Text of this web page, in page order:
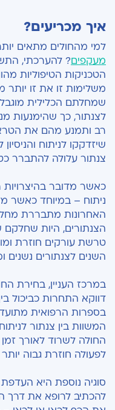
איך מכריעים?
למי מהחולים מתאים
מעקפים? להערכתי,
הטכניקות הטיפוליות
משלימות זו את זו
שמחלתם הכלילית
לצנתור, כך שהימנעות
רב ותמנע מהם את
שיזדקקו לניתוח
צנתור עלולה להתברר
כאשר מדובר
ניתוח – במיוחד כאשר
האחרונות מתבררת
הצנתורים, היות שחלקם
טרשת עורקים חוזרת
השנים לצנתורים נשנים
במרכז העניין, בחירת
דווקא התחרות כביכול
המשוות בין צנתור
החולה לשרוד לאורך
לפעולה חוזרת גבוה
סוגיה נוספת היא
להכתיב לרופא את דרך